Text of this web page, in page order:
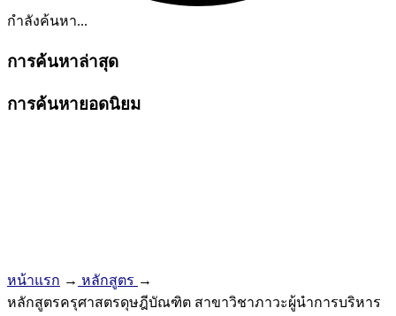
กำลังค้นหา...
การค้นหาล่าสุด
การค้นหายอดนิยม
หน้าแรก → หลักสูตร →
หลักสูตรครุศาสตรดุษฎีบัณฑิต สาขาวิชาภาวะผู้นำการบริหาร